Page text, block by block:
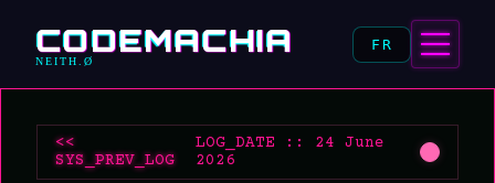
CODEMACHIA
NEITH.Ø
FR
<<
SYS_PREV_LOG
LOG_DATE :: 24 June
2026